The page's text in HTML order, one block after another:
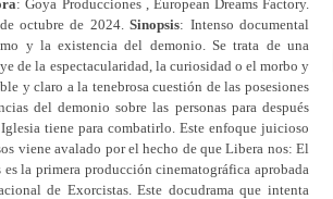
:Goya Producciones , European Dreams Factory.
octubre de 2024.Sinopsis: Intenso documental
y la existencia del demonio. Se trata de una
de la espectacularidad, la curiosidad o el morbo y
y claro a la tenebrosa cuestión de las posesiones
del demonio sobre las personas para después
tiene para combatirlo. Este enfoque juicioso
viene avalado por el hecho de que Libera nos: El
la primera producción cinematográfica aprobada
de Exorcistas. Este docudrama que intenta